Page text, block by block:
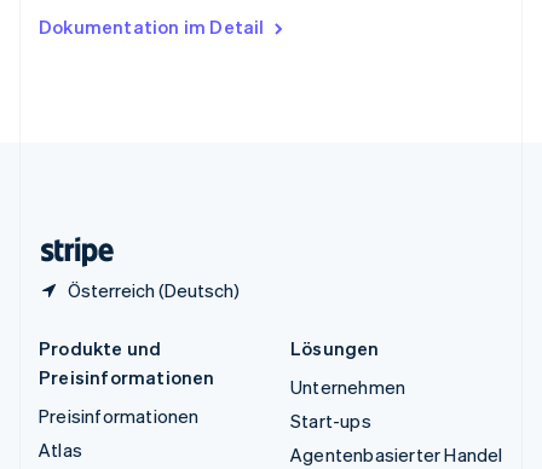
Dokumentation im Detail
Österreich (Deutsch)
English
Produkte und
Preisinformationen
Preisinformationen
Atlas
Lösungen
Unternehmen
Start-ups
Agentenbasierter Handel